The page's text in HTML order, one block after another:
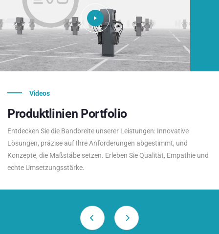
Videos
Produktlinien Portfolio
Entdecken Sie die Bandbreite unserer Leistungen: Innovative
Lösungen, präzise auf Ihre Anforderungen abgestimmt, und
Konzepte, die Maßstäbe setzen. Erleben Sie Qualität, Empathie und
echte Umsetzungsstärke.